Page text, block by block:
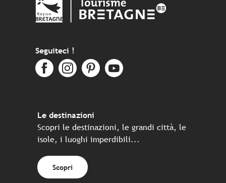
Seguiteci !
Le destinazioni
Scopri le destinazioni, le grandi città, le
isole, i luoghi imperdibili...
Scopri